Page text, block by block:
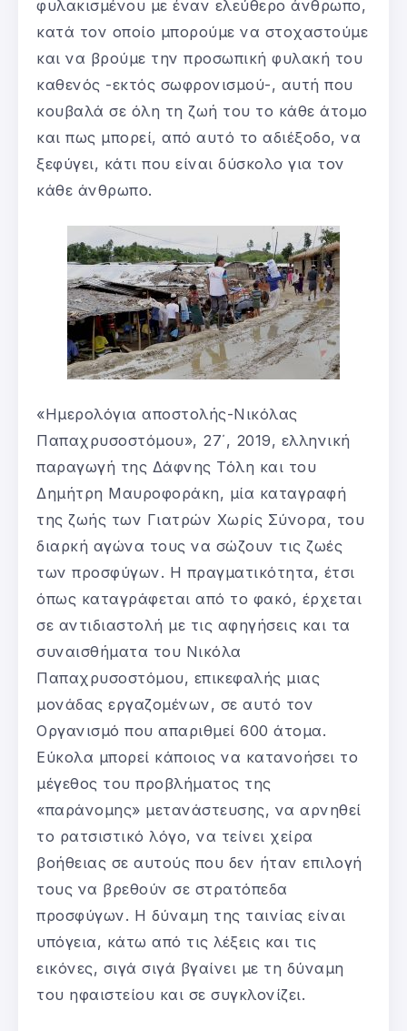
φυλακισμένου με έναν ελεύθερο άνθρωπο,
κατά τον οποίο μπορούμε να στοχαστούμε
και να βρούμε την προσωπική φυλακή του
καθενός -εκτός σωφρονισμού-, αυτή που
κουβαλά σε όλη τη ζωή του το κάθε άτομο
και πως μπορεί, από αυτό το αδιέξοδο, να
ξεφύγει, κάτι που είναι δύσκολο για τον
κάθε άνθρωπο.
«Ημερολόγια αποστολής-Νικόλας
Παπαχρυσοστόμου», 27΄, 2019, ελληνική
παραγωγή της Δάφνης Τόλη και του
Δημήτρη Μαυροφοράκη, μία καταγραφή
της ζωής των Γιατρών Χωρίς Σύνορα, του
διαρκή αγώνα τους να σώζουν τις ζωές
των προσφύγων. Η πραγματικότητα, έτσι
όπως καταγράφεται από το φακό, έρχεται
σε αντιδιαστολή με τις αφηγήσεις και τα
συναισθήματα του Νικόλα
Παπαχρυσοστόμου, επικεφαλής μιας
μονάδας εργαζομένων, σε αυτό τον
Οργανισμό που απαριθμεί 600 άτομα.
Εύκολα μπορεί κάποιος να κατανοήσει το
μέγεθος του προβλήματος της
«παράνομης» μετανάστευσης, να αρνηθεί
το ρατσιστικό λόγο, να τείνει χείρα
βοήθειας σε αυτούς που δεν ήταν επιλογή
τους να βρεθούν σε στρατόπεδα
προσφύγων. Η δύναμη της ταινίας είναι
υπόγεια, κάτω από τις λέξεις και τις
εικόνες, σιγά σιγά βγαίνει με τη δύναμη
του ηφαιστείου και σε συγκλονίζει.